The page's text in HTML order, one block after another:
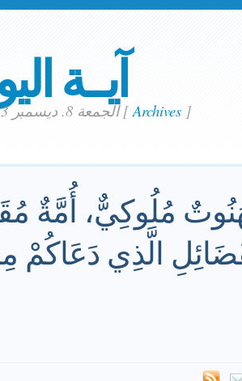
آيــة
الجمعة 8. ديسمبر 2023[Archives]
مُلُوكِيٌّ، أُمَّةٌ
الَّذِي دَعَاكُمْ